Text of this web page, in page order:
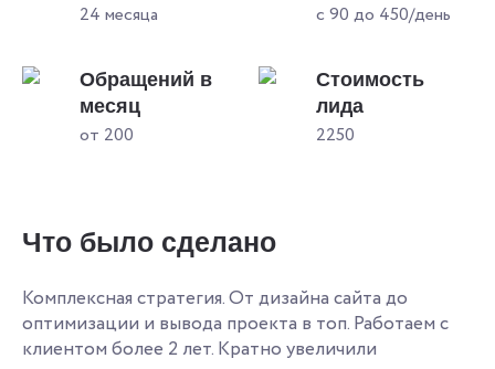
24 месяца с 90 до 450/день
Обращений в
месяц
от 200
Стоимость
лида
2250
Что было сделано
Комплексная стратегия. От дизайна сайта до
оптимизации и вывода проекта в топ. Работаем с
клиентом более 2 лет. Кратно увеличили